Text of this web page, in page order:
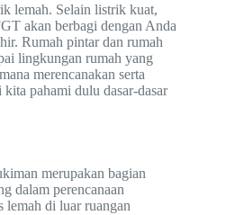
lemah. Selain listrik kuat,
akan berbagi dengan Anda
Rumah pintar dan rumah
lingkungan rumah yang
merencanakan serta
pahami dulu dasar-dasar
merupakan bagian
dalam perencanaan
lemah di luar ruangan